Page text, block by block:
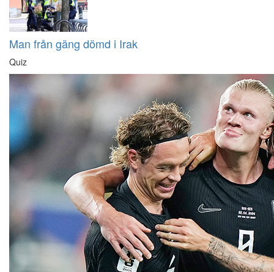
Man från gäng dömd i Irak
Quiz